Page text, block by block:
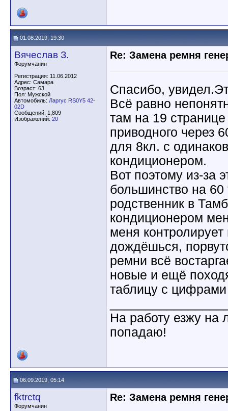
01.08.2019, 19:30
Вячеслав З.
Форумчанин
Регистрация: 11.06.2012
Адрес: Самара
Возраст: 63
Пол: Мужской
Автомобиль: Ларгус RS0Y5 42-
02D
Сообщений: 1,809
Изображений: 20
Re: Замена ремня
Спасибо,
Всё равно
там на 19
приводного через
для 8кл. с
кондиционером.
Вот поэтому из-за
большинство на
родственник в
кондиционером
меня
дождёшься,
ремни всё
новые и ещё
таблицу с
На работу езжу на
попадаю!
06.09.2019, 05:14
fktrctq
Форумчанин
Re: Замена ремня